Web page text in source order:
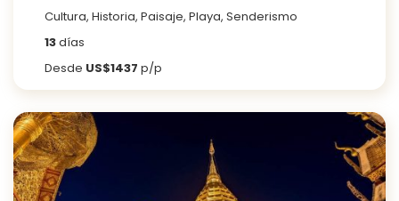
Cultura, Historia, Paisaje, Playa, Senderismo
13días
Desde US$1437 p/p